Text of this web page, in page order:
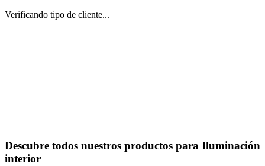
Verificando tipo de cliente...
Descubre todos nuestros productos para Iluminación
interior